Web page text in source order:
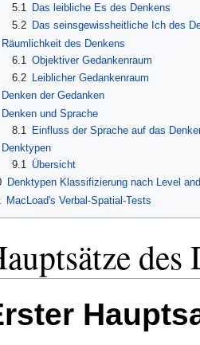
5.1
Das leibliche Es des Denkens
5.2
Das seinsgewissheitliche Ich des
Räumlichkeit des Denkens
6.1 Objektiver Gedankenraum
6.2
Leiblicher Gedankenraum
Denken der Gedanken
Denken und Sprache
8.1
Einfluss der Sprache auf das
Denktypen
9.1
Übersicht
Denktypen Klassifizierung nach Level
MacLoad's Verbal-Spatial-Tests
des